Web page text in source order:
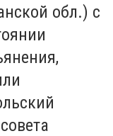
обл.) с